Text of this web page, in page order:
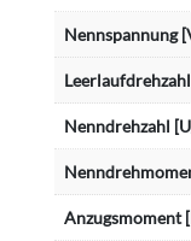
Nennspannung
Nenndrehzahl
Anzugsmoment